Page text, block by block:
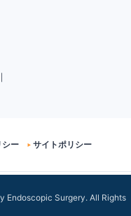
シー サイトポリシー
Endoscopic Surgery. All Rights